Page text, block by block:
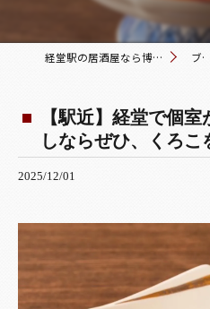
経堂駅の居酒屋なら博多おでんと黒毛和牛の店 くろこ ブログ
【駅近】経堂で個
しならぜひ、くろこ
2025/12/01